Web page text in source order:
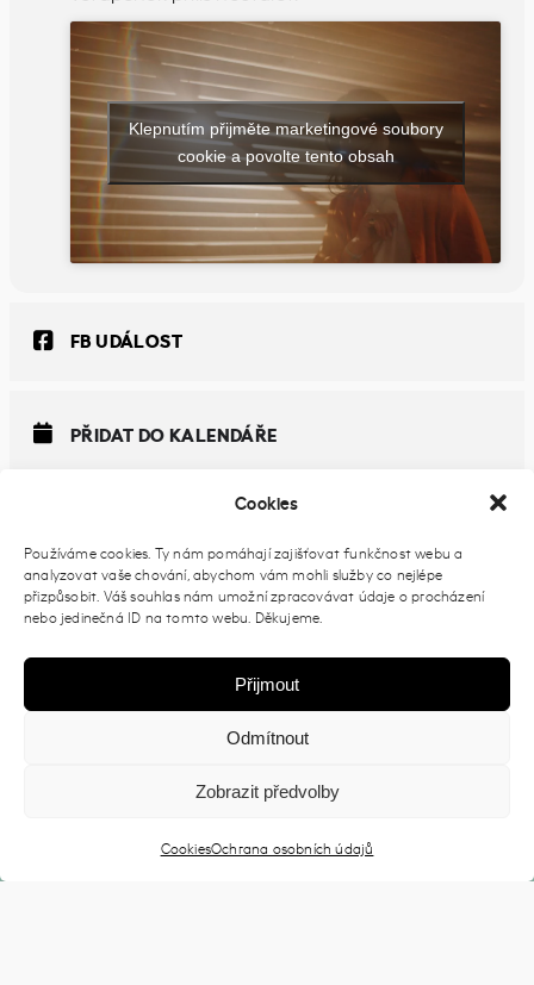
Cookies
Používáme cookies. Ty nám pomáhají zajišťovat funkčnost webu a
analyzovat vaše chování, abychom vám mohli služby co nejlépe
přizpůsobit. Váš souhlas nám umožní zpracovávat údaje o procházení
nebo jedinečná ID na tomto webu. Děkujeme.
Přijmout
Odmítnout
Zobrazit předvolby
CookiesOchrana osobních údajů
Klepnutím přijměte marketingové soubory
cookie a povolte tento obsah
FB UDÁLOST
PŘIDAT DO KALENDÁŘE